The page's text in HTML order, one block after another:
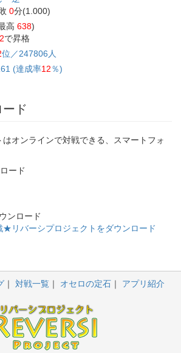
0分(1.000)
高 638)
で昇格
位／247806人
(達成率12％)
ド
はオンラインで対戦できる、スマートフォ
ード
ンロード
★リバーシプロジェクトをダウンロード
対戦一覧 オセロの定石 アプリ紹介